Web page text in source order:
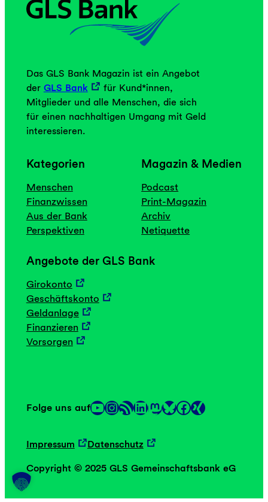
Das GLS Bank Magazin ist ein Angebot
der GLS Bank
für Kund*innen,
Mitglieder und alle Menschen, die sich
für einen nachhaltigen Umgang mit Geld
interessieren.
Kategorien
Menschen
Finanzwissen
Aus der Bank
Perspektiven
Magazin & Medien
Podcast
Print-Magazin
Archiv
Netiquette
Angebote der GLS Bank
Girokonto
Geschäftskonto
Geldanlage
Finanzieren
Vorsorgen
Folge uns aufYouTube InstagramRSS-Feed LinkedIn Mastodon Link Facebook Link
Impressum Datenschutz
Copyright © 2025 GLS Gemeinschaftsbank eG